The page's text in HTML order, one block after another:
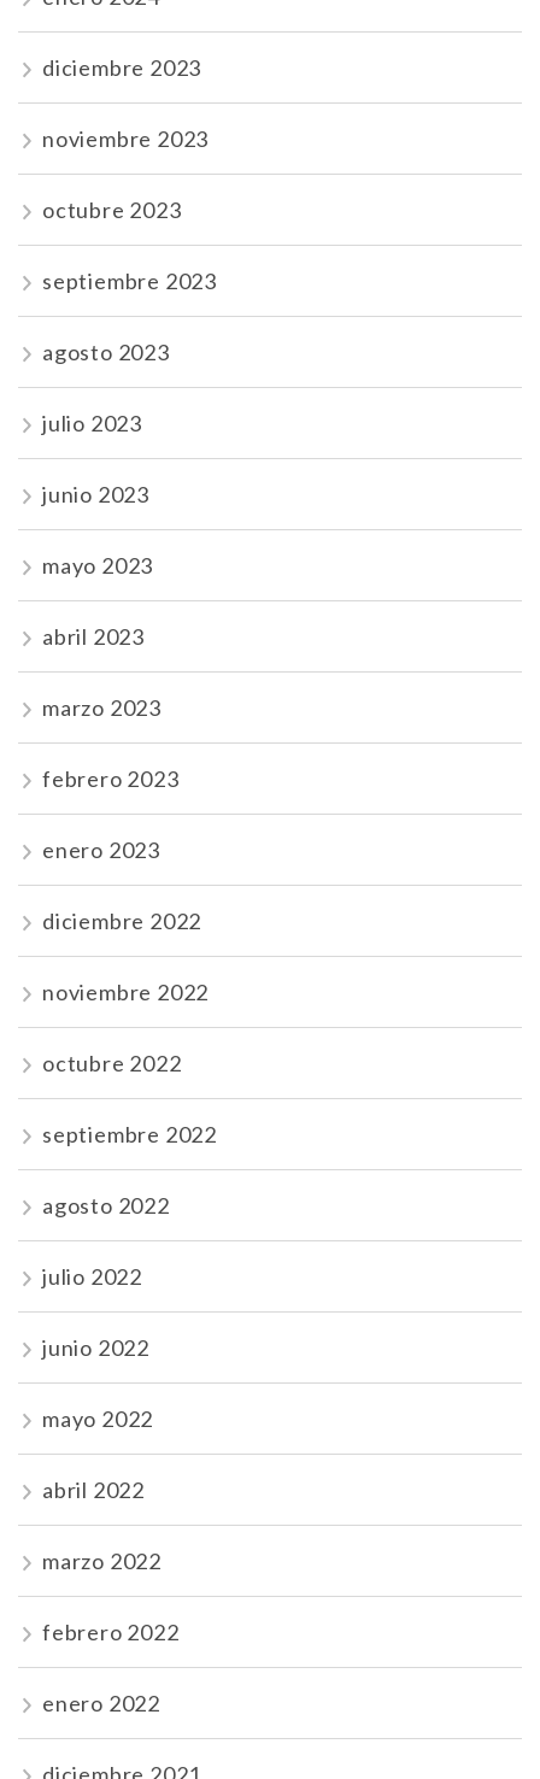
diciembre 2023
noviembre 2023
octubre 2023
septiembre 2023
agosto 2023
julio 2023
junio 2023
mayo 2023
abril 2023
marzo 2023
febrero 2023
enero 2023
diciembre 2022
noviembre 2022
octubre 2022
septiembre 2022
agosto 2022
julio 2022
junio 2022
mayo 2022
abril 2022
marzo 2022
febrero 2022
enero 2022